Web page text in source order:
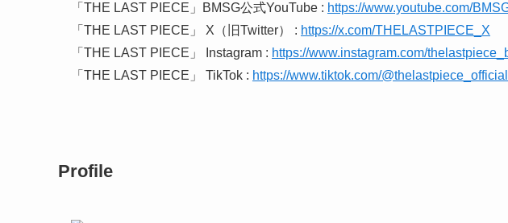
「THE LAST PIECE」BMSG公式YouTube : https://www.youtube.com/
「THE LAST PIECE」 X（旧Twitter） : https://x.com/THELASTPIECE_X
「THE LAST PIECE」 Instagram : https://www.instagram.com/
「THE LAST PIECE」 TikTok : https://www.tiktok.com/@thelastpiece_official
Profile